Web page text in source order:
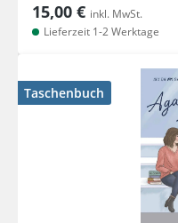
15,00 € inkl. MwSt.
Lieferzeit 1-2 Werktage
Taschenbuch